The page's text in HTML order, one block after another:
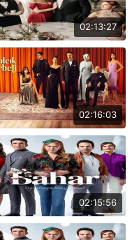
02:13:27
02:16:03
02:15:56